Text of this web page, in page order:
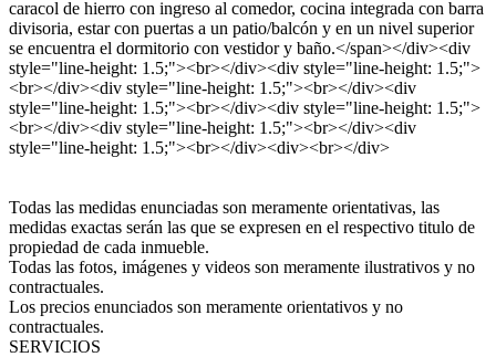
caracol de hierro con ingreso al comedor, cocina integrada con barra
divisoria, estar con puertas a un patio/balcón y en un nivel superior
se encuentra el dormitorio con vestidor y baño.</span></div><div
style="line-height: 1.5;"><br></div><div style="line-height: 1.5;">
<br></div><div style="line-height: 1.5;"><br></div><div
style="line-height: 1.5;"><br></div><div style="line-height: 1.5;">
<br></div><div style="line-height: 1.5;"><br></div><div
style="line-height: 1.5;"><br></div><div><br></div>
Todas las medidas enunciadas son meramente orientativas, las
medidas exactas serán las que se expresen en el respectivo titulo de
propiedad de cada inmueble.
Todas las fotos, imágenes y videos son meramente ilustrativos y no
contractuales.
Los precios enunciados son meramente orientativos y no
contractuales.
SERVICIOS